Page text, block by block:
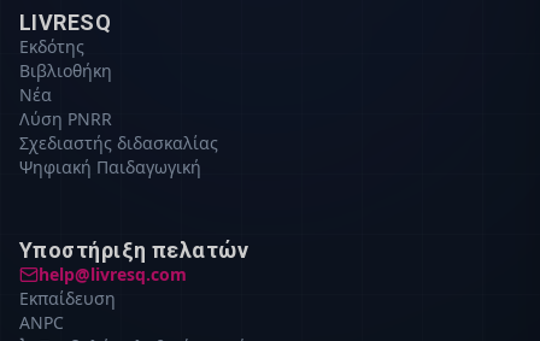
LIVRESQ
Εκδότης
Βιβλιοθήκη
Νέα
Λύση PNRR
Σχεδιαστής διδασκαλίας
Ψηφιακή Παιδαγωγική
Υποστήριξη πελατών
help@livresq.com
Εκπαίδευση
ANPC